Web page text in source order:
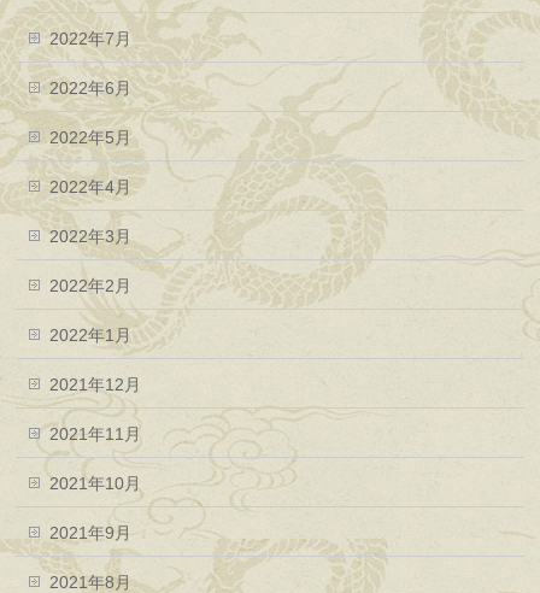
2022年7月
2022年6月
2022年5月
2022年4月
2022年3月
2022年2月
2022年1月
2021年12月
2021年11月
2021年10月
2021年9月
2021年8月